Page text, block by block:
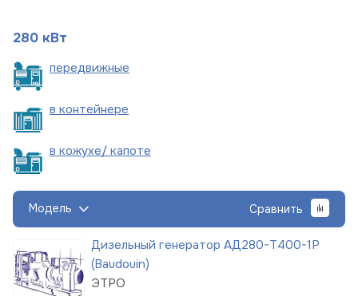
280 кВт
передвижные
в контейнере
в кожухе/ капоте
Модель Сравнить
Дизельный генератор АД280-Т400-1Р
(Baudouin)
ЭТРО